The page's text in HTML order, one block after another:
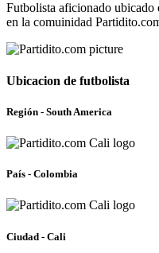
Futbolista aficionado
en la comuinidad
Ubicacion de futbolista
Región - South America
País - Colombia
Ciudad - Cali